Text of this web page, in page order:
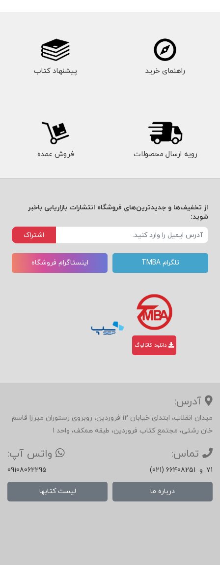
راهنمای خرید پیشنهاد کتاب
رویه ارسال محصولات فروش عمده
از تخفیف‌ها و جدیدترین‌های فروشگاه انتشارات بازاریابی باخبر
شوید:
اشتراک
تلگرام TMBA اینستاگرام فروشگاه
دانلود کاتالوگ
آدرس:
میدان انقلاب، ابتدای خیابان 12 فروردین، روبروی رستوران میرزا قاسم
خان رشتی، مجتمع کتاب فروردین، طبقه همکف، واحد 1
تماس:
(021) 66408251 و 71
واتس آپ:
09108062295
درباره ما لیست کتابها